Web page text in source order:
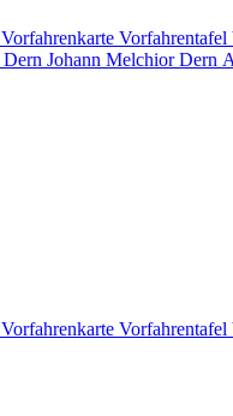
Vorfahrenkarte Vorfahrentafel
Dern Johann MelchiorDern
Vorfahrenkarte Vorfahrentafel